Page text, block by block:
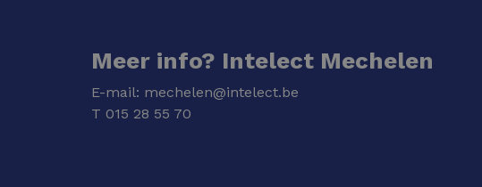
Meer info? Intelect Mechelen
E-mail: mechelen@intelect.be
T 015 28 55 70